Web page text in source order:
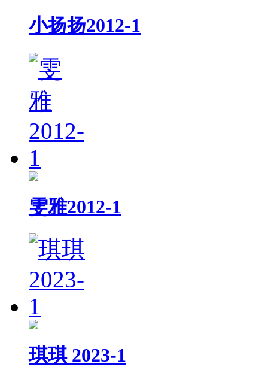
小扬扬2012-1
雯雅2012-1
琪琪 2023-1